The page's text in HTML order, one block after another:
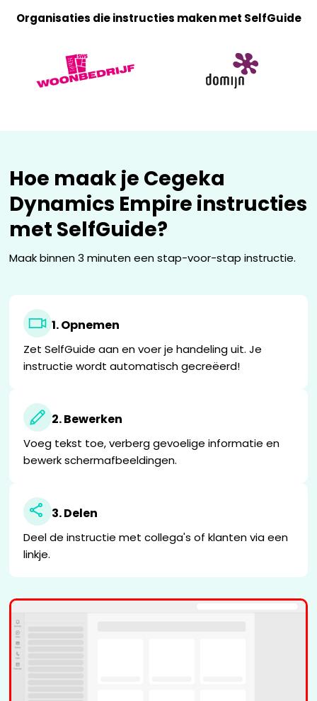
Organisaties die instructies maken met SelfGuide
Hoe maak je Cegeka
Dynamics Empire instructies
met SelfGuide?
Maak binnen 3 minuten een stap-voor-stap instructie.
1. Opnemen
Zet SelfGuide aan en voer je handeling uit. Je
instructie wordt automatisch gecreëerd!
2. Bewerken
Voeg tekst toe, verberg gevoelige informatie en
bewerk schermafbeeldingen.
3. Delen
Deel de instructie met collega's of klanten via een
linkje.